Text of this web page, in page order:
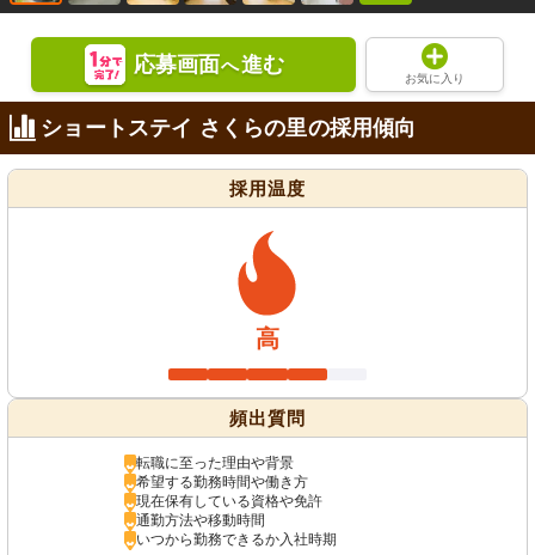
応募画面へ進む
お気に入り
ショートステイ さくらの里の採用傾向
採用温度
高
頻出質問
転職に至った理由や背景
希望する勤務時間や働き方
現在保有している資格や免許
通勤方法や移動時間
いつから勤務できるか入社時期